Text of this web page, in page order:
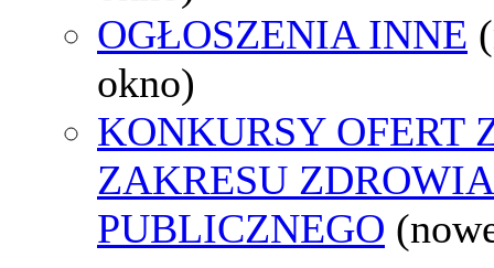
OGŁOSZENIA INNE
okno)
KONKURSY OFERT
ZAKRESU ZDROWIA
PUBLICZNEGO